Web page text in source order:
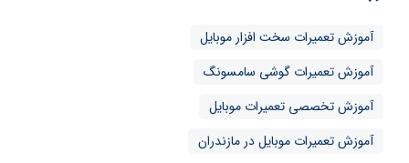
آموزش تعمیرات سخت افزار موبایل
آموزش تعمیرات گوشی سامسونگ
آموزش تخصصی تعمیرات موبایل
آموزش تعمیرات موبایل در مازندران